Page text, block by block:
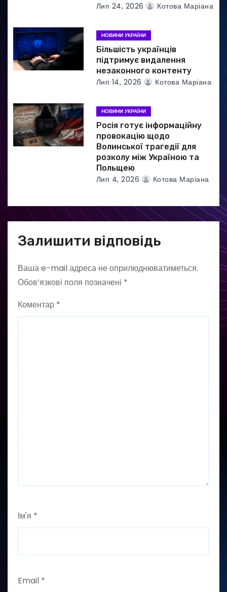
Лип 24, 2026 Котова Маріана
НОВИНИ УКРАЇНИ
Більшість українців
підтримує видалення
незаконного контенту
Лип 14, 2026 Котова Маріана
НОВИНИ УКРАЇНИ
Росія готує інформаційну
провокацію щодо
Волинської трагедії для
розколу між Україною та
Польщею
Лип 4, 2026 Котова Маріана
Залишити відповідь
Ваша e-mail адреса не оприлюднюватиметься.
Обов’язкові поля позначені *
Коментар *
Ім'я *
Email *